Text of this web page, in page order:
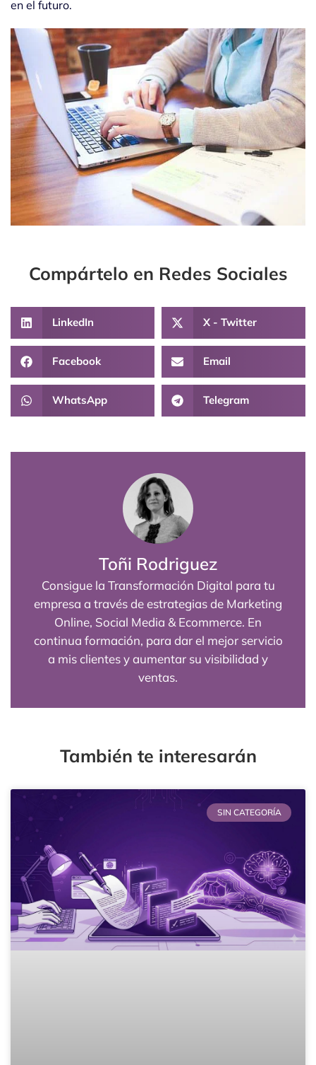
en el futuro.
Compártelo en Redes Sociales
LinkedIn X - Twitter
Facebook Email
WhatsApp Telegram
Toñi Rodriguez
Consigue la Transformación Digital para tu
empresa a través de estrategias de Marketing
Online, Social Media & Ecommerce. En
continua formación, para dar el mejor servicio
a mis clientes y aumentar su visibilidad y
ventas.
También te interesarán
SIN CATEGORÍA